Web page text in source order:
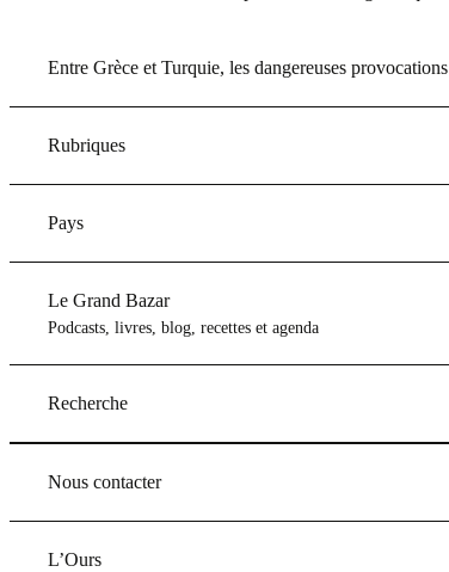
Entre Grèce et Turquie, les dangereuses provocations
Rubriques
Pays
Le Grand Bazar
Podcasts, livres, blog, recettes et agenda
Recherche
Nous contacter
L’Ours